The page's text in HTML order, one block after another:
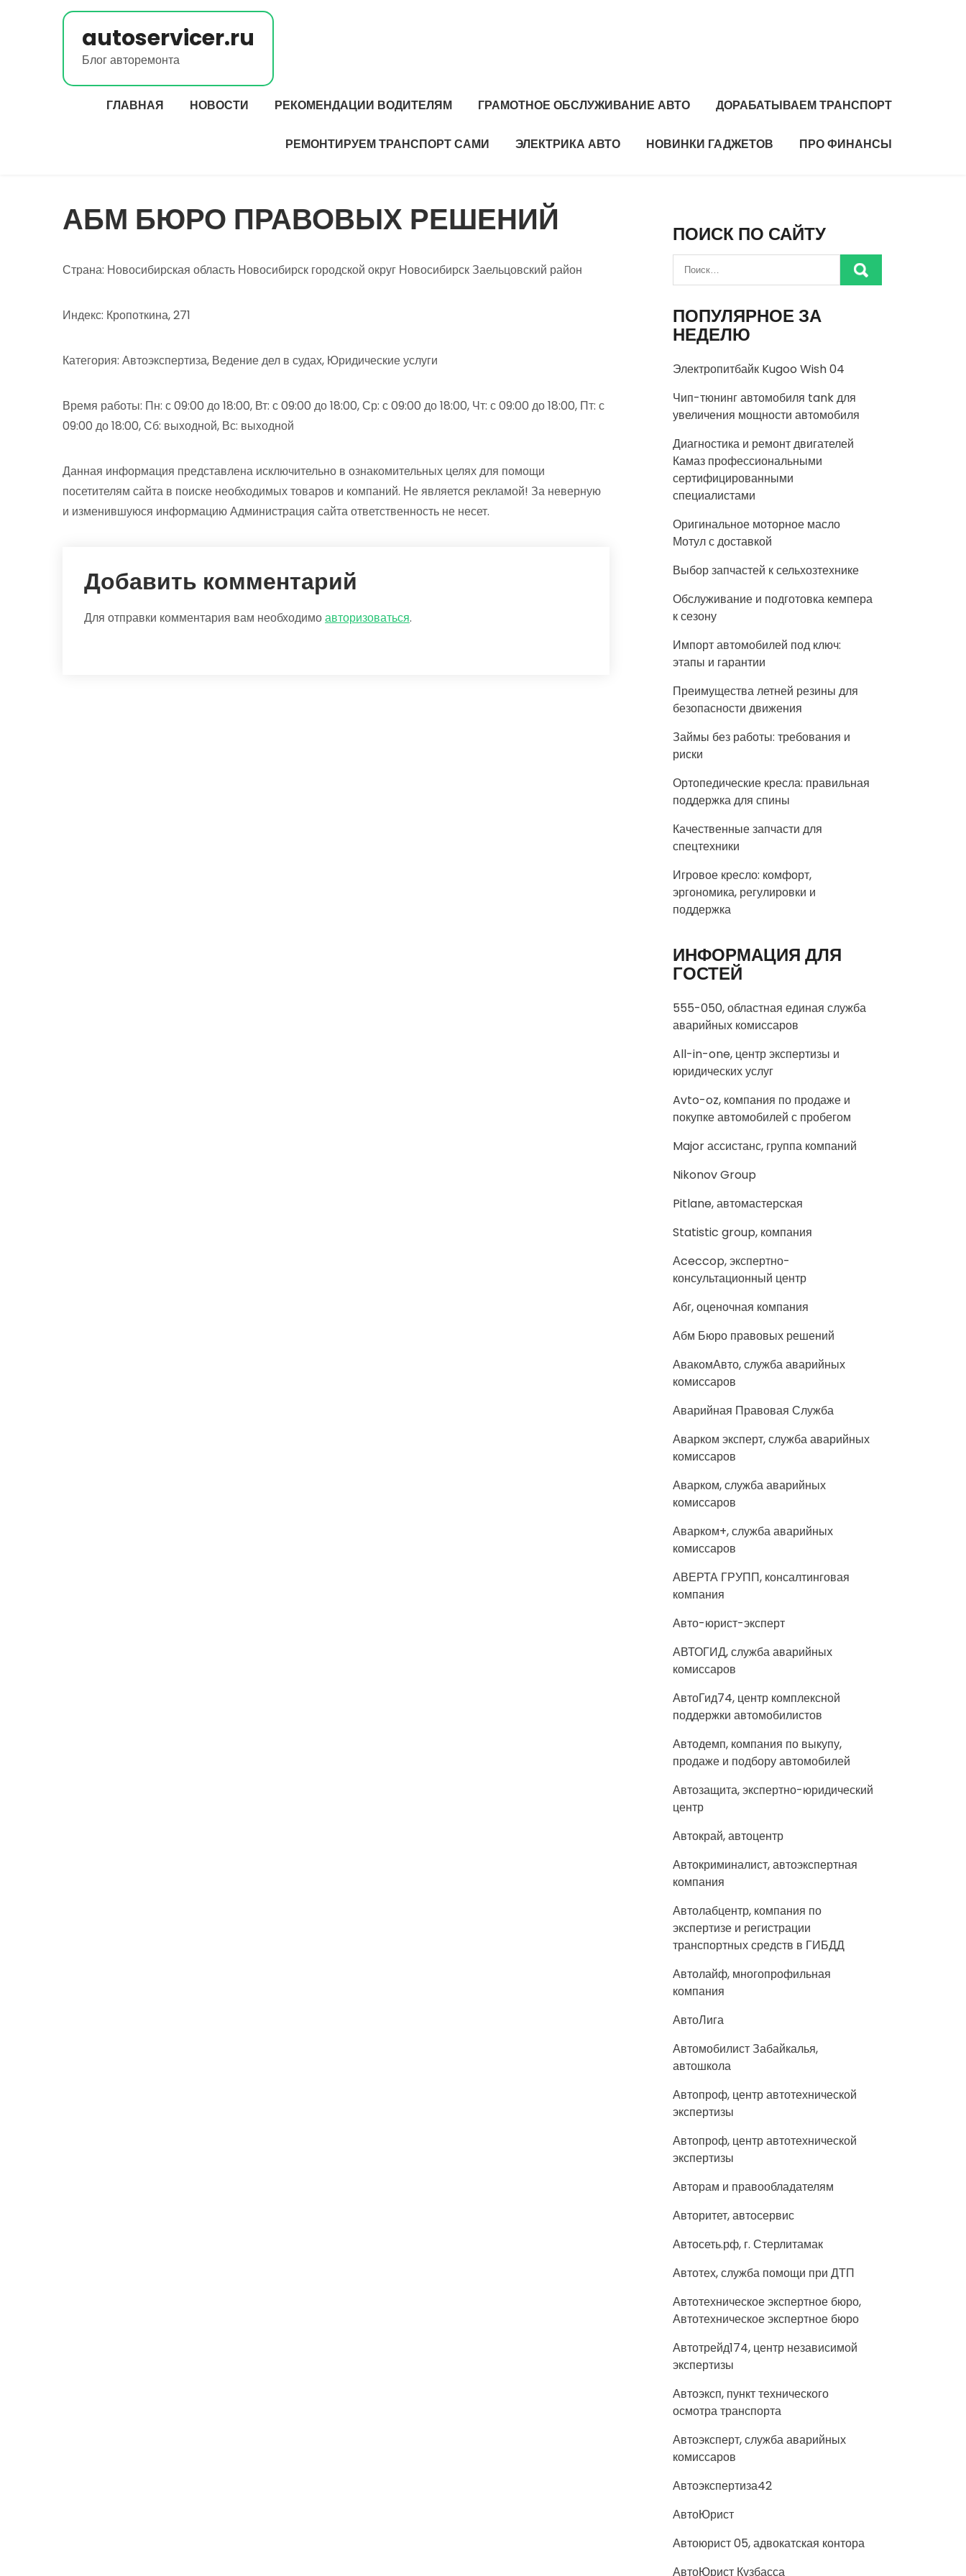
autoservicer.ru
Блог авторемонта
ГЛАВНАЯ НОВОСТИ РЕКОМЕНДАЦИИ ВОДИТЕЛЯМ ГРАМОТНОЕ ОБСЛУЖИВАНИЕ АВТО ДОРАБАТЫВАЕМ ТРАНСПОРТ
РЕМОНТИРУЕМ ТРАНСПОРТ САМИ ЭЛЕКТРИКА АВТО НОВИНКИ ГАДЖЕТОВ ПРО ФИНАНСЫ
АБМ БЮРО ПРАВОВЫХ РЕШЕНИЙ
Страна: Новосибирская область Новосибирск городской округ Новосибирск Заельцовский район
Индекс: Кропоткина, 271
Категория: Автоэкспертиза, Ведение дел в судах, Юридические услуги
Время работы: Пн: с 09:00 до 18:00, Вт: с 09:00 до 18:00, Ср: с 09:00 до 18:00, Чт: с 09:00 до 18:00, Пт: с
09:00 до 18:00, Сб: выходной, Вс: выходной
Данная информация представлена исключительно в ознакомительных целях для помощи
посетителям сайта в поиске необходимых товаров и компаний. Не является рекламой! За неверную
и изменившуюся информацию Администрация сайта ответственность не несет.
Добавить комментарий
Для отправки комментария вам необходимоавторизоваться.
ПОИСК ПО САЙТУ
ПОПУЛЯРНОЕ ЗА
НЕДЕЛЮ
Электропитбайк Kugoo Wish 04
Чип-тюнинг автомобиля tank для
увеличения мощности автомобиля
Диагностика и ремонт двигателей
Камаз профессиональными
сертифицированными
специалистами
Оригинальное моторное масло
Мотул с доставкой
Выбор запчастей к сельхозтехнике
Обслуживание и подготовка кемпера
к сезону
Импорт автомобилей под ключ:
этапы и гарантии
Преимущества летней резины для
безопасности движения
Займы без работы: требования и
риски
Ортопедические кресла: правильная
поддержка для спины
Качественные запчасти для
спецтехники
Игровое кресло: комфорт,
эргономика, регулировки и
поддержка
ИНФОРМАЦИЯ ДЛЯ
ГОСТЕЙ
555-050, областная единая служба
аварийных комиссаров
All-in-one, центр экспертизы и
юридических услуг
Avto-oz, компания по продаже и
покупке автомобилей с пробегом
Major ассистанс, группа компаний
Nikonov Group
Pitlane, автомастерская
Statistic group, компания
Аceccop, экспертно-
консультационный центр
Абг, оценочная компания
Абм Бюро правовых решений
АвакомАвто, служба аварийных
комиссаров
Аварийная Правовая Служба
Аварком эксперт, служба аварийных
комиссаров
Аварком, служба аварийных
комиссаров
Аварком+, служба аварийных
комиссаров
АВЕРТА ГРУПП, консалтинговая
компания
Авто-юрист-эксперт
АВТОГИД, служба аварийных
комиссаров
АвтоГид74, центр комплексной
поддержки автомобилистов
Автодемп, компания по выкупу,
продаже и подбору автомобилей
Автозащита, экспертно-юридический
центр
Автокрай, автоцентр
Автокриминалист, автоэкспертная
компания
Автолабцентр, компания по
экспертизе и регистрации
транспортных средств в ГИБДД
Автолайф, многопрофильная
компания
АвтоЛига
Автомобилист Забайкалья,
автошкола
Автопроф, центр автотехнической
экспертизы
Автопроф, центр автотехнической
экспертизы
Авторам и правообладателям
Авторитет, автосервис
Автосеть.рф, г. Стерлитамак
Автотех, служба помощи при ДТП
Автотехническое экспертное бюро,
Автотехническое экспертное бюро
Автотрейд174, центр независимой
экспертизы
Автоэксп, пункт технического
осмотра транспорта
Автоэксперт, служба аварийных
комиссаров
Автоэкспертиза42
АвтоЮрист
Автоюрист 05, адвокатская контора
АвтоЮрист Кузбасса